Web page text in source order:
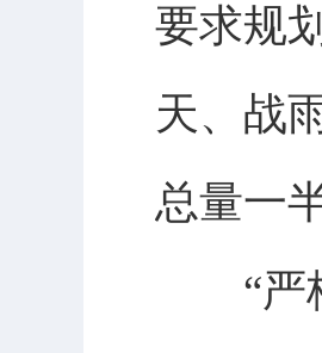
要求规
天、战
总量一
“严格